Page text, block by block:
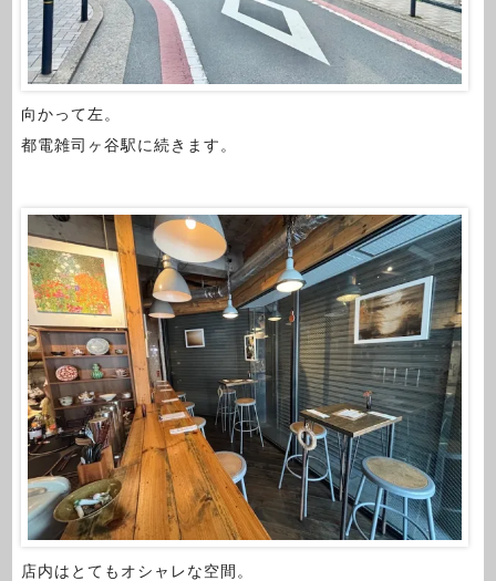
向かって左。
都電雑司ヶ谷駅に続きます。
店内はとてもオシャレな空間。